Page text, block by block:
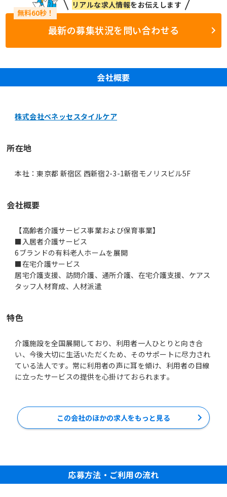
リアルな求人情報をお伝えします
最新の募集状況を問い合わせる
会社概要
株式会社ベネッセスタイルケア
所在地
本社：東京都 新宿区 西新宿2-3-1新宿モノリスビル5F
会社概要
【高齢者介護サービス事業および保育事業】
■入居者介護サービス
6ブランドの有料老人ホームを展開
■在宅介護サービス
居宅介護支援、訪問介護、通所介護、在宅介護支援、ケアス
タッフ人材育成、人材派遣
特色
介護施設を全国展開しており、利用者一人ひとりと向き合
い、今後大切に生活いただくため、そのサポートに尽力され
ている法人です。常に利用者の声に耳を傾け、利用者の目線
に立ったサービスの提供を心掛けておられます。
この会社のほかの求人をもっと見る
応募方法・ご利用の流れ